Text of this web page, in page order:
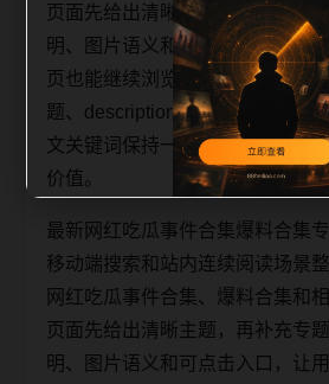
页面先给出清晰主题，再补充专
明、图片语义和可点击入口，让
页也能继续浏览同类内容。每日
题、description、canonical、主
文关键词保持一致，避免只替换
价值。
最新网红吃瓜事件合集爆料合集
移动端搜索和站内连续阅读场景
网红吃瓜事件合集、爆料合集和
页面先给出清晰主题，再补充专
明、图片语义和可点击入口，让